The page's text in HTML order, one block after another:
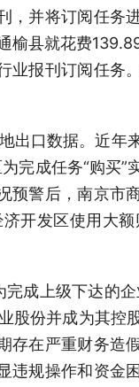
，并将订阅任务
榆县就花费
业报刊订阅任务
出口数据。近年
完成任务“购买”
预警后，南京市
开发区使用大额
成上级下达的企
股份并成为其控
存在严重财务造
违规操作和资金